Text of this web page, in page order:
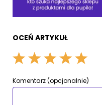
OCEŃ ARTYKUŁ
Komentarz (opcjonalnie)